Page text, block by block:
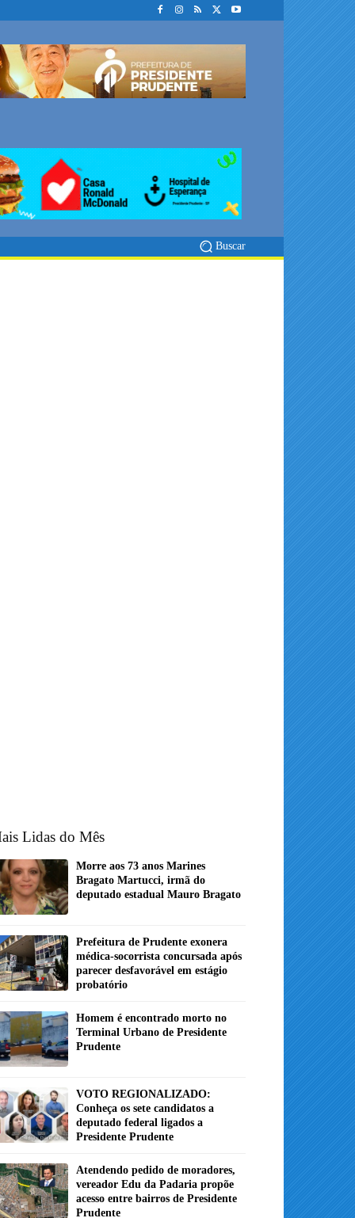
Buscar
Lidas do Mês
Morre aos 73 anos Marines
Bragato Martucci, irmã do
deputado estadual Mauro Bragato
Prefeitura de Prudente exonera
médica-socorrista concursada após
parecer desfavorável em estágio
probatório
Homem é encontrado morto no
Terminal Urbano de Presidente
Prudente
VOTO REGIONALIZADO:
Conheça os sete candidatos a
deputado federal ligados a
Presidente Prudente
Atendendo pedido de moradores,
vereador Edu da Padaria propõe
acesso entre bairros de Presidente
Prudente